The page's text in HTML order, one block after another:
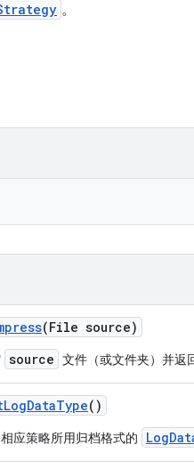
。
(File source)
source 文件（或文件夹）并返
LogDataType()
应策略所用归档格式的